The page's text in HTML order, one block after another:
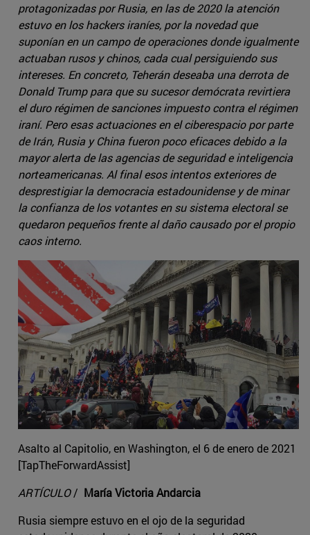
protagonizadas por Rusia, en las de 2020 la atención
estuvo en los hackers iraníes, por la novedad que
suponían en un campo de operaciones donde igualmente
actuaban rusos y chinos, cada cual persiguiendo sus
intereses. En concreto, Teherán deseaba una derrota de
Donald Trump para que su sucesor demócrata revirtiera
el duro régimen de sanciones impuesto contra el régimen
iraní. Pero esas actuaciones en el ciberespacio por parte
de Irán, Rusia y China fueron poco eficaces debido a la
mayor alerta de las agencias de seguridad e inteligencia
norteamericanas. Al final esos intentos exteriores de
desprestigiar la democracia estadounidense y de minar
la confianza de los votantes en su sistema electoral se
quedaron pequeños frente al daño causado por el propio
caos interno.
Asalto al Capitolio, en Washington, el 6 de enero de 2021
[TapTheForwardAssist]
ARTÍCULO/ María Victoria Andarcia
Rusia siempre estuvo en el ojo de la seguridad